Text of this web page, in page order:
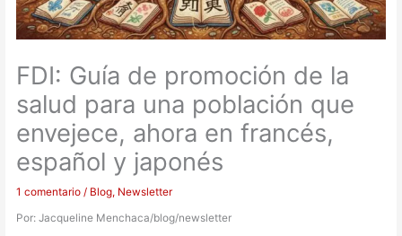
FDI: Guía de promoción de la
salud para una población que
envejece, ahora en francés,
español y japonés
1 comentario / Blog, Newsletter
Por: Jacqueline Menchaca/blog/newsletter